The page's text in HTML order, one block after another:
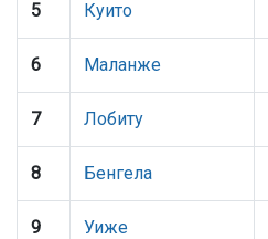
5 Куито
6 Маланже
7 Лобиту
8 Бенгела
9 Уиже